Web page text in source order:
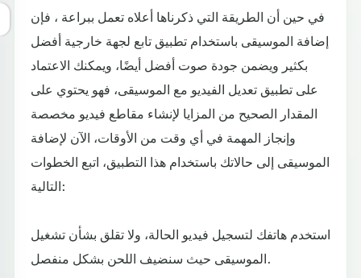
في حين أن الطريقة التي ذكرناها أعلاه تعمل ببراعة ، فإن
إضافة الموسيقى باستخدام تطبيق تابع لجهة خارجية أفضل
بكثير ويضمن جودة صوت أفضل أيضًا، ويمكنك الاعتماد
على تطبيق تعديل الفيديو مع الموسيقى، فهو يحتوي على
المقدار الصحيح من المزايا لإنشاء مقاطع فيديو مخصصة
وإنجاز المهمة في أي وقت من الأوقات، الآن لإضافة
الموسيقى إلى حالاتك باستخدام هذا التطبيق، اتبع الخطوات
التالية:
استخدم هاتفك لتسجيل فيديو الحالة، ولا تقلق بشأن تشغيل
الموسيقى حيث سنضيف اللحن بشكل منفصل.